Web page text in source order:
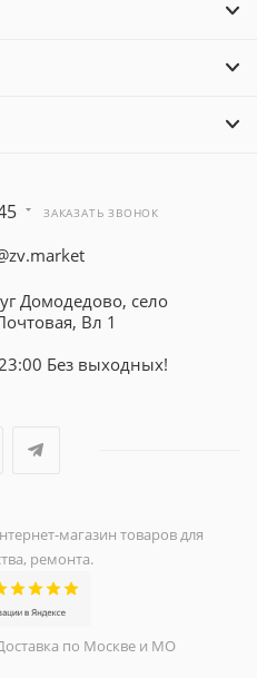
ЗАКАЗАТЬ ЗВОНОК
Домодедово, село
Вл 1
Без выходных!
магазин товаров для
ремонта.
по Москве и МО